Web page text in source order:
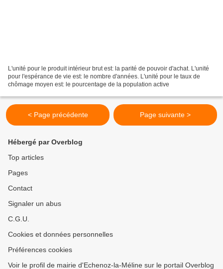
L'unité pour le produit intérieur brut est: la parité de pouvoir d'achat. L'unité
pour l'espérance de vie est: le nombre d'années. L'unité pour le taux de
chômage moyen est: le pourcentage de la population active
< Page précédente Page suivante >
Hébergé par Overblog
Top articles
Pages
Contact
Signaler un abus
C.G.U.
Cookies et données personnelles
Préférences cookies
Voir le profil de mairie d'Echenoz-la-Méline sur le portail Overblog